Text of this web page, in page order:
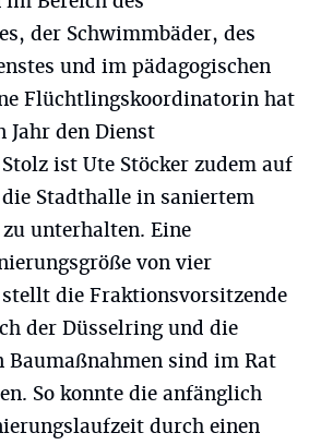
der Schwimmbäder, des
und im pädagogischen
Flüchtlingskoordinatorin hat
Jahr den Dienst
ist Ute Stöcker zudem auf
Stadthalle in saniertem
unterhalten. Eine
von vier
die Fraktionsvorsitzende
der Düsselring und die
Baumaßnahmen sind im Rat
So konnte die anfänglich
durch einen